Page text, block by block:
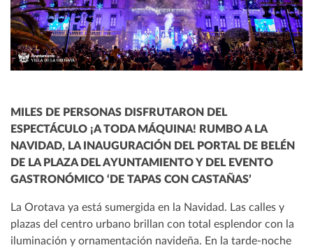
MILES DE PERSONAS DISFRUTARON DEL
ESPECTÁCULO ¡A TODA MÁQUINA! RUMBO A LA
NAVIDAD, LA INAUGURACIÓN DEL PORTAL DE BELÉN
DE LA PLAZA DEL AYUNTAMIENTO Y DEL EVENTO
GASTRONÓMICO ‘DE TAPAS CON CASTAÑAS’
La Orotava ya está sumergida en la Navidad. Las calles y
plazas del centro urbano brillan con total esplendor con la
iluminación y ornamentación navideña. En la tarde-noche